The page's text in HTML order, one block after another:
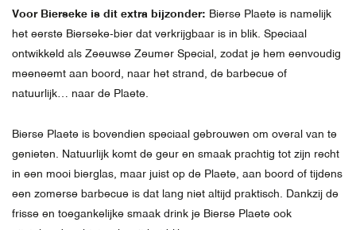
Voor Bierseke is dit extra bijzonder: Bierse Plaete is namelijk
het eerste Bierseke-bier dat verkrijgbaar is in blik. Speciaal
ontwikkeld als Zeeuwse Zeumer Special, zodat je hem eenvoudig
meeneemt aan boord, naar het strand, de barbecue of
natuurlijk… naar de Plaete.
Bierse Plaete is bovendien speciaal gebrouwen om overal van te
genieten. Natuurlijk komt de geur en smaak prachtig tot zijn recht
in een mooi bierglas, maar juist op de Plaete, aan boord of tijdens
een zomerse barbecue is dat lang niet altijd praktisch. Dankzij de
frisse en toegankelijke smaak drink je Bierse Plaete ook